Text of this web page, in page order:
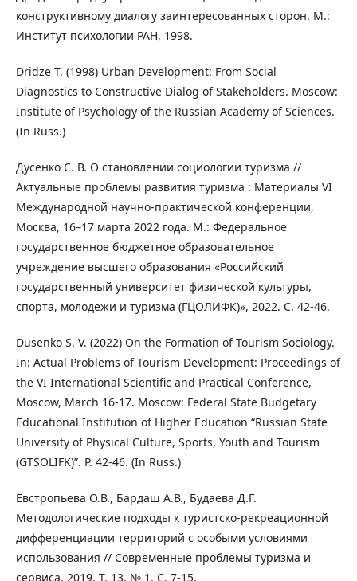
конструктивному диалогу заинтересованных сторон. М.:
Институт психологии РАН, 1998.
Dridze T. (1998) Urban Development: From Social
Diagnostics to Constructive Dialog of Stakeholders. Moscow:
Institute of Psychology of the Russian Academy of Sciences.
(In Russ.)
Дусенко С. В. О становлении социологии туризма //
Актуальные проблемы развития туризма : Материалы VI
Международной научно-практической конференции,
Москва, 16–17 марта 2022 года. М.: Федеральное
государственное бюджетное образовательное
учреждение высшего образования «Российский
государственный университет физической культуры,
спорта, молодежи и туризма (ГЦОЛИФК)», 2022. С. 42-46.
Dusenko S. V. (2022) On the Formation of Tourism Sociology.
In: Actual Problems of Tourism Development: Proceedings of
the VI International Scientific and Practical Conference,
Moscow, March 16-17. Moscow: Federal State Budgetary
Educational Institution of Higher Education “Russian State
University of Physical Culture, Sports, Youth and Tourism
(GTSOLIFK)”. P. 42-46. (In Russ.)
Евстропьева О.В., Бардаш А.В., Будаева Д.Г.
Методологические подходы к туристско-рекреационной
дифференциации территорий с особыми условиями
использования // Современные проблемы туризма и
сервиса. 2019. Т. 13. № 1. С. 7-15.